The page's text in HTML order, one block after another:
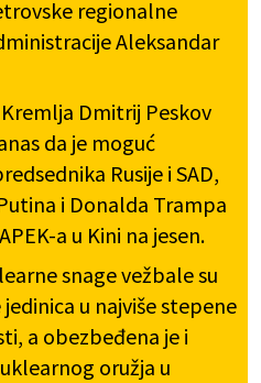
regionalne
Aleksandar
Dmitrij Peskov
da je moguć
Rusije i SAD,
i Donalda Trampa
a u Kini na jesen.
snage vežbale su
u najviše stepene
a obezbeđena je i
oružja u